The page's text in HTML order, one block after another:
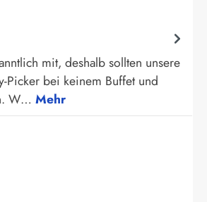
mit, deshalb sollten unsere
Picker bei keinem Buffet und
W… Mehr